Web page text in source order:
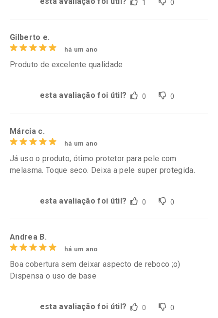
1 0
Gilberto e.
há um ano
Produto de excelente qualidade
esta avaliação foi útil? 0 0
Márcia c.
há um ano
Já uso o produto, ótimo protetor para pele com
melasma. Toque seco. Deixa a pele super protegida.
esta avaliação foi útil? 0 0
Andrea B.
há um ano
Boa cobertura sem deixar aspecto de reboco ;o)
Dispensa o uso de base
esta avaliação foi útil? 0 0